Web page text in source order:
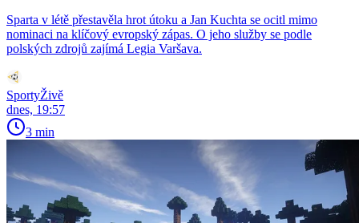
Sparta v létě přestavěla hrot útoku a Jan Kuchta se ocitl mimo
nominaci na klíčový evropský zápas. O jeho služby se podle
polských zdrojů zajímá Legia Varšava.
SportyŽivě
dnes, 19:57
3 min